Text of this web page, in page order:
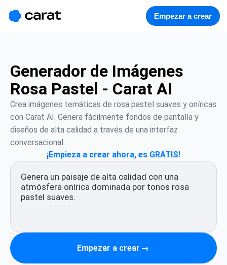
Empezar a crear
Generador de Imágenes
Rosa Pastel - Carat AI
Crea imágenes temáticas de rosa pastel suaves y oníricas
con Carat AI. Genera fácilmente fondos de pantalla y
diseños de alta calidad a través de una interfaz
conversacional.
¡Empieza a crear ahora, es GRATIS!
Empezar a crear →